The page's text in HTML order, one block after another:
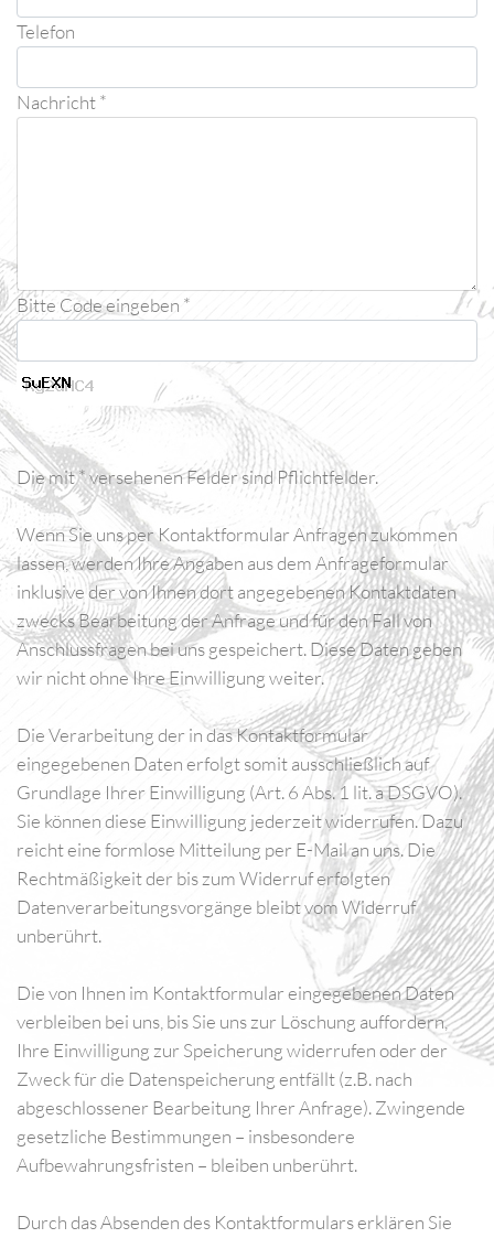
Telefon
Nachricht *
Bitte Code eingeben *
Die mit * versehenen Felder sind Pflichtfelder.
Wenn Sie uns per Kontaktformular Anfragen zukommen
lassen, werden Ihre Angaben aus dem Anfrageformular
inklusive der von Ihnen dort angegebenen Kontaktdaten
zwecks Bearbeitung der Anfrage und für den Fall von
Anschlussfragen bei uns gespeichert. Diese Daten geben
wir nicht ohne Ihre Einwilligung weiter.
Die Verarbeitung der in das Kontaktformular
eingegebenen Daten erfolgt somit ausschließlich auf
Grundlage Ihrer Einwilligung (Art. 6 Abs. 1 lit. a DSGVO).
Sie können diese Einwilligung jederzeit widerrufen. Dazu
reicht eine formlose Mitteilung per E-Mail an uns. Die
Rechtmäßigkeit der bis zum Widerruf erfolgten
Datenverarbeitungsvorgänge bleibt vom Widerruf
unberührt.
Die von Ihnen im Kontaktformular eingegebenen Daten
verbleiben bei uns, bis Sie uns zur Löschung auffordern,
Ihre Einwilligung zur Speicherung widerrufen oder der
Zweck für die Datenspeicherung entfällt (z.B. nach
abgeschlossener Bearbeitung Ihrer Anfrage). Zwingende
gesetzliche Bestimmungen – insbesondere
Aufbewahrungsfristen – bleiben unberührt.
Durch das Absenden des Kontaktformulars erklären Sie